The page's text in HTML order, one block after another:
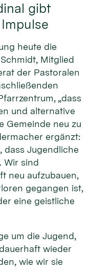
gibt
heute die
Mitglied
der Pastoralen
„dass
und alternative
Gemeinde neu zu
ergänzt:
dass Jugendliche
Wir sind
neu aufzubauen,
gegangen ist,
eine geistliche
um die Jugend,
wieder
wie wir sie